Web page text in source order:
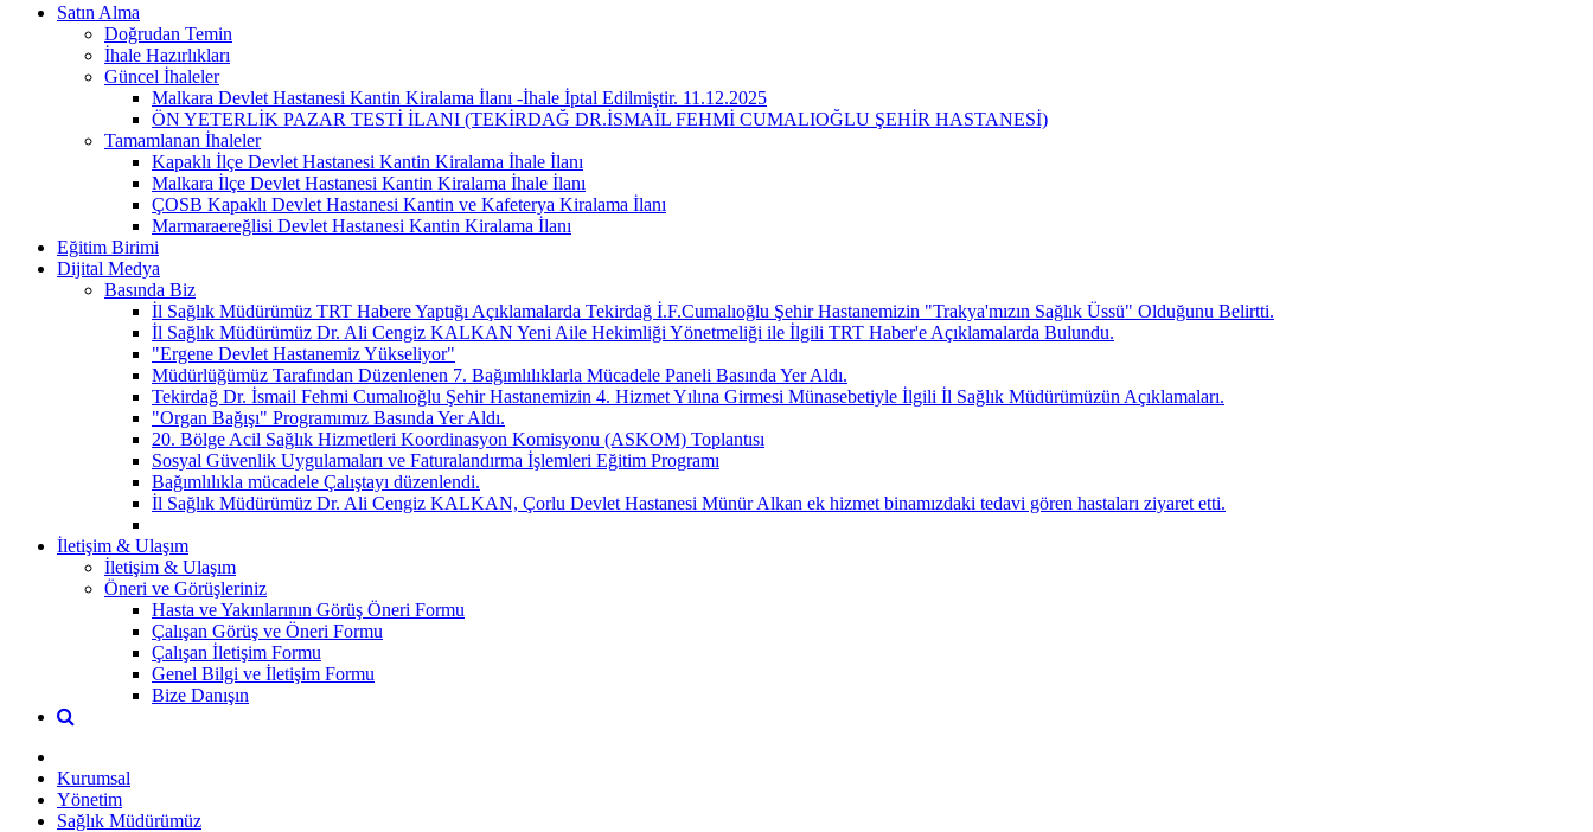
Satın Alma
Doğrudan Temin
İhale Hazırlıkları
Güncel İhaleler
Malkara Devlet Hastanesi Kantin Kiralama İlanı -İhale İptal Edilmiştir. 11.12.2025
ÖN YETERLİK PAZAR TESTİ İLANI (TEKİRDAĞ DR.İSMAİL FEHMİ CUMALIOĞLU ŞEHİR HASTANESİ)
Tamamlanan İhaleler
Kapaklı İlçe Devlet Hastanesi Kantin Kiralama İhale İlanı
Malkara İlçe Devlet Hastanesi Kantin Kiralama İhale İlanı
ÇOSB Kapaklı Devlet Hastanesi Kantin ve Kafeterya Kiralama İlanı
Marmaraereğlisi Devlet Hastanesi Kantin Kiralama İlanı
Eğitim Birimi
Dijital Medya
Basında Biz
İl Sağlık Müdürümüz TRT Habere Yaptığı Açıklamalarda Tekirdağ İ.F.Cumalıoğlu Şehir Hastanemizin "Trakya'mızın Sağlık Üssü" Olduğunu Belirtti.
İl Sağlık Müdürümüz Dr. Ali Cengiz KALKAN Yeni Aile Hekimliği Yönetmeliği ile İlgili TRT Haber'e Açıklamalarda Bulundu.
"Ergene Devlet Hastanemiz Yükseliyor"
Müdürlüğümüz Tarafından Düzenlenen 7. Bağımlılıklarla Mücadele Paneli Basında Yer Aldı.
Tekirdağ Dr. İsmail Fehmi Cumalıoğlu Şehir Hastanemizin 4. Hizmet Yılına Girmesi Münasebetiyle İlgili İl Sağlık Müdürümüzün Açıklamaları.
"Organ Bağışı" Programımız Basında Yer Aldı.
20. Bölge Acil Sağlık Hizmetleri Koordinasyon Komisyonu (ASKOM) Toplantısı
Sosyal Güvenlik Uygulamaları ve Faturalandırma İşlemleri Eğitim Programı
Bağımlılıkla mücadele Çalıştayı düzenlendi.
İl Sağlık Müdürümüz Dr. Ali Cengiz KALKAN, Çorlu Devlet Hastanesi Münür Alkan ek hizmet binamızdaki tedavi gören hastaları ziyaret etti.
İletişim & Ulaşım
İletişim & Ulaşım
Öneri ve Görüşleriniz
Hasta ve Yakınlarının Görüş Öneri Formu
Çalışan Görüş ve Öneri Formu
Çalışan İletişim Formu
Genel Bilgi ve İletişim Formu
Bize Danışın
Kurumsal
Yönetim
Sağlık Müdürümüz